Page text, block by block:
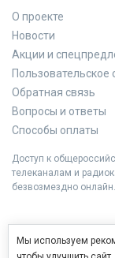
О проекте
Новости
Акции и
Пользовательское
Обратная связь
Вопросы и ответы
Способы оплаты
Доступ к
телеканалам и
безвозмездно онлайн.
Мы используем